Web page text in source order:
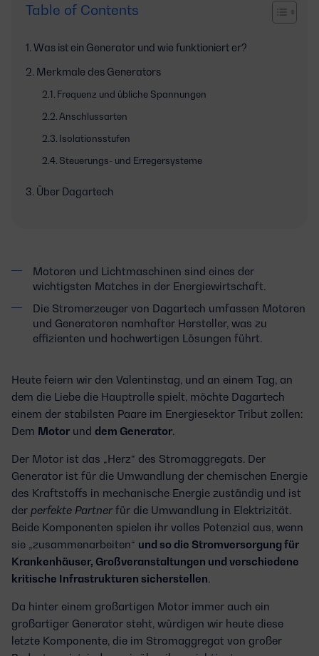
Table of Contents
Was ist ein Generator und wie funktioniert er?
Merkmale des Generators
Frequenz und übliche Spannungen
Anschlussarten
Isolationsstufen
Steuerungs- und Erregersysteme
Über Dagartech
Motoren und Lichtmaschinen sind eines der
wichtigsten Matches in der Energiewirtschaft.
Die Stromerzeuger von Dagartech umfassen Motoren
und Generatoren namhafter Hersteller, was zu
effizienten und hochwertigen Lösungen führt.
Heute feiern wir den Valentinstag, und an einem Tag, an
dem die Liebe die Hauptrolle spielt, möchte Dagartech
einem der stabilsten Paare im Energiesektor Tribut zollen:
Dem Motor und dem Generator
Der Motor ist das „Herz“ des Stromaggregats. Der
Generator ist für die Umwandlung der chemischen Energie
des Kraftstoffs in mechanische Energie zuständig und ist
der perfekte Partnerfür die Umwandlung in Elektrizität.
Beide Komponenten spielen ihr volles Potenzial aus, wenn
sie „zusammenarbeiten“ und so die Stromversorgung für
Krankenhäuser, Großveranstaltungen und verschiedene
kritische Infrastrukturen sicherstellen
Da hinter einem großartigen Motor immer auch ein
großartiger Generator steht, würdigen wir heute diese
letzte Komponente, die im Stromaggregat von großer